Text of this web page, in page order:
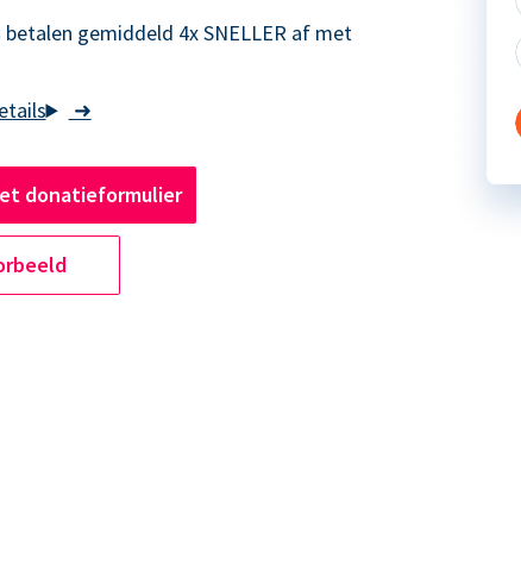
➜
gemiddeld 4x SNELLER af met
donatieformulier